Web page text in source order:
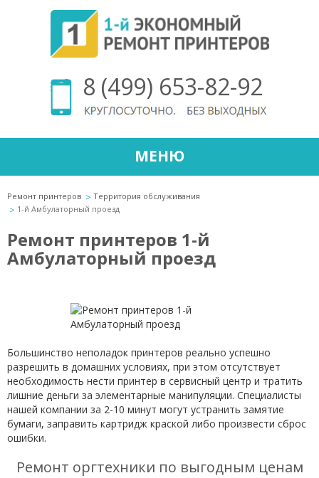
8 (499) 653-82-92
МЕНЮ
Ремонт принтеров
Территория обслуживания
1-й Амбулаторный проезд
Ремонт принтеров 1-й
Амбулаторный проезд
Большинство неполадок принтеров реально успешно
разрешить в домашних условиях, при этом отсутствует
необходимость нести принтер в сервисный центр и тратить
лишние деньги за элементарные манипуляции. Специалисты
нашей компании за 2-10 минут могут устранить замятие
бумаги, заправить картридж краской либо произвести сброс
ошибки.
Ремонт оргтехники по выгодным ценам